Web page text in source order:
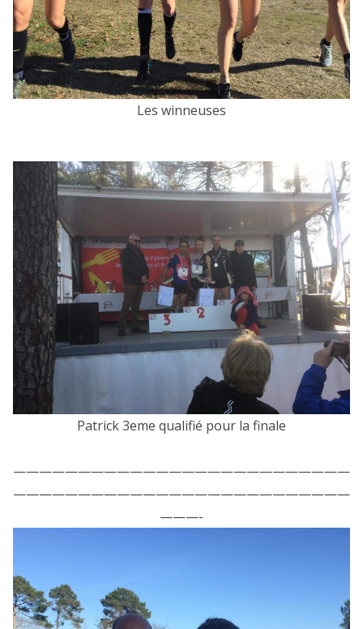
Les winneuses
Patrick 3eme qualifié pour la finale
——————————————————————————
——————————————————————————
———-